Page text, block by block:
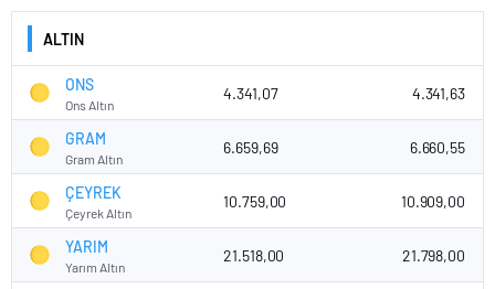
ALTIN
ONS
Ons Altın
4.341,07 4.341,63
GRAM
Gram Altın
6.659,69 6.660,55
ÇEYREK
Çeyrek Altın
10.759,00 10.909,00
YARIM
Yarım Altın
21.518,00 21.798,00